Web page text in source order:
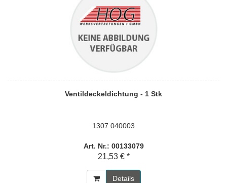
Ventildeckeldichtung - 1 Stk
1307 040003
Art. Nr.: 00133079
21,53 € *
Details